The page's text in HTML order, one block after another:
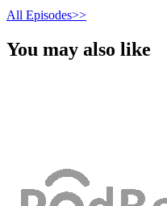
All Episodes>>
You may also like